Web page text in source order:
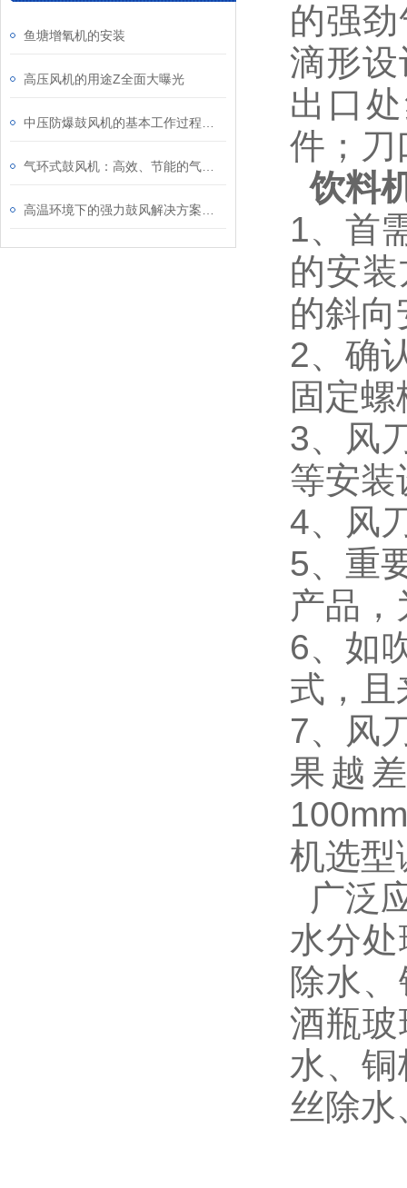
鱼塘增氧机的安装
高压风机的用途Z全面大曝光
的强
滴形
出口
件；刀
饮料
1、首
的安
的斜向
2、确
固定
3、风
等安装
4、风
5、重
产品
6、如
式，且
7、风
果越
机选型
广泛
水分
除水
酒瓶
水、
丝除水